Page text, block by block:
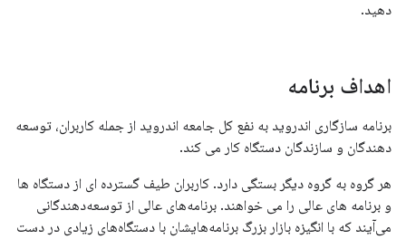
دهید.
اهداف برنامه
برنامه سازگاری اندروید به نفع کل جامعه اندروید از جمله کاربران، توسعه
دهندگان و سازندگان دستگاه کار می کند.
هر گروه به گروه دیگر بستگی دارد. کاربران طیف گسترده ای از دستگاه ها
و برنامه های عالی را می خواهند. برنامه‌های عالی از توسعه‌دهندگانی
می‌آیند که با انگیزه بازار بزرگ برنامه‌هایشان با دستگاه‌های زیادی در دست